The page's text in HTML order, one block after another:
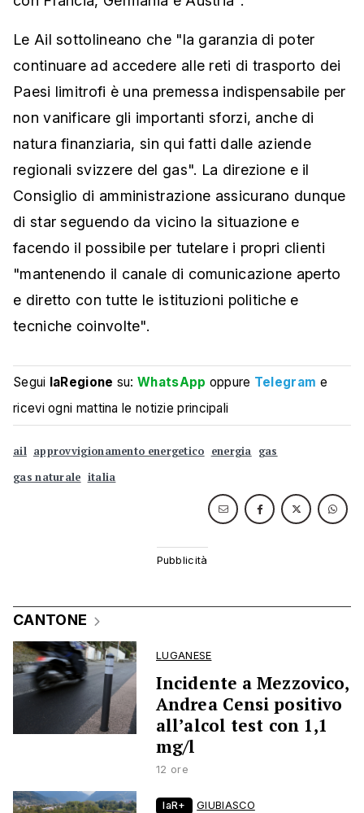
Le Ail sottolineano che "la garanzia di poter
continuare ad accedere alle reti di trasporto dei
Paesi limitrofi è una premessa indispensabile per
non vanificare gli importanti sforzi, anche di
natura finanziaria, sin qui fatti dalle aziende
regionali svizzere del gas". La direzione e il
Consiglio di amministrazione assicurano dunque
di star seguendo da vicino la situazione e
facendo il possibile per tutelare i propri clienti
"mantenendo il canale di comunicazione aperto
e diretto con tutte le istituzioni politiche e
tecniche coinvolte".
Segui laRegione su:WhatsApp oppure Telegram e
ricevi ogni mattina le notizie principali
ail approvvigionamento energetico energia gas
gas naturale italia
CANTONE
LUGANESE
Incidente a Mezzovico,
Andrea Censi positivo
all’alcol test con 1,1
mg/l
12 ore
laR+ GIUBIASCO